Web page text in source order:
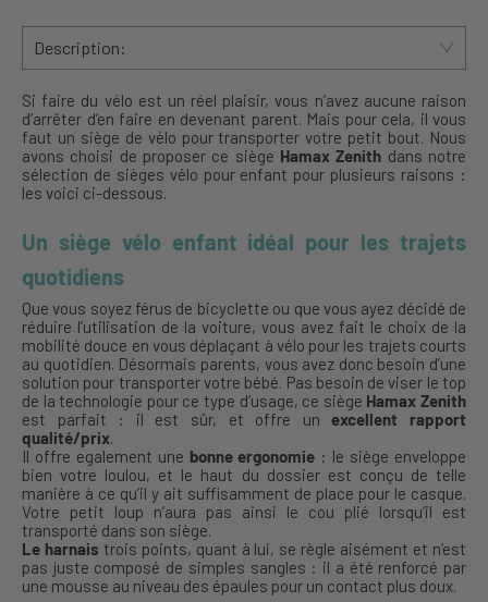
Description:
Si faire du vélo est un réel plaisir, vous n’avez aucune raison
d’arrêter d’en faire en devenant parent. Mais pour cela, il vous
faut un siège de vélo pour transporter votre petit bout. Nous
avons choisi de proposer ce siège Hamax Zenith dans notre
sélection de sièges vélo pour enfant pour plusieurs raisons :
les voici ci-dessous.
Un siège vélo enfant idéal pour les trajets
quotidiens
Que vous soyez férus de bicyclette ou que vous ayez décidé de
réduire l’utilisation de la voiture, vous avez fait le choix de la
mobilité douce en vous déplaçant à vélo pour les trajets courts
au quotidien. Désormais parents, vous avez donc besoin d’une
solution pour transporter votre bébé. Pas besoin de viser le top
de la technologie pour ce type d’usage, ce siège Hamax Zenith
est parfait : il est sûr, et offre unexcellent rapport
qualité/prix.
Il offre egalement une bonne ergonomie : le siège enveloppe
bien votre loulou, et le haut du dossier est conçu de telle
manière à ce qu’il y ait suffisamment de place pour le casque.
Votre petit loup n’aura pas ainsi le cou plié lorsqu’il est
transporté dans son siège.
Le harnais trois points, quant à lui, se règle aisément et n’est
pas juste composé de simples sangles : il a été renforcé par
une mousse au niveau des épaules pour un contact plus doux.